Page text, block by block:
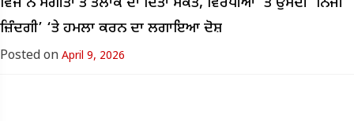
ਜ਼ਿੰਦਗੀ’ ‘ਤੇ ਹਮਲਾ ਕਰਨ ਦਾ ਲਗਾਇਆ ਦੋਸ਼
Posted on April 9, 2026